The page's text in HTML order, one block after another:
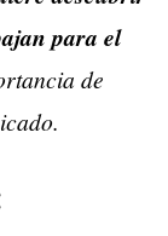
para el
de